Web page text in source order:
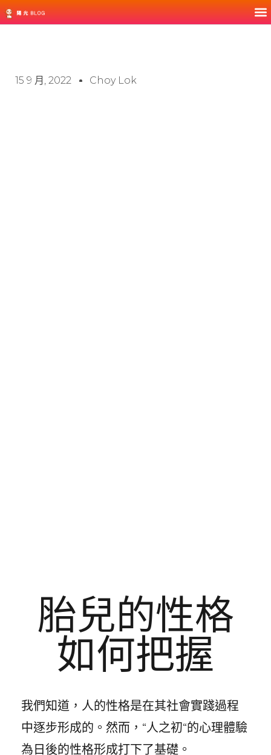
15 9 月, 2022 Choy Lok
胎兒的性格
如何把握
我們知道，人的性格是在其社會實踐過程
中逐步形成的。然而，“人之初“的心理體驗
為日後的性格形成打下了基礎。